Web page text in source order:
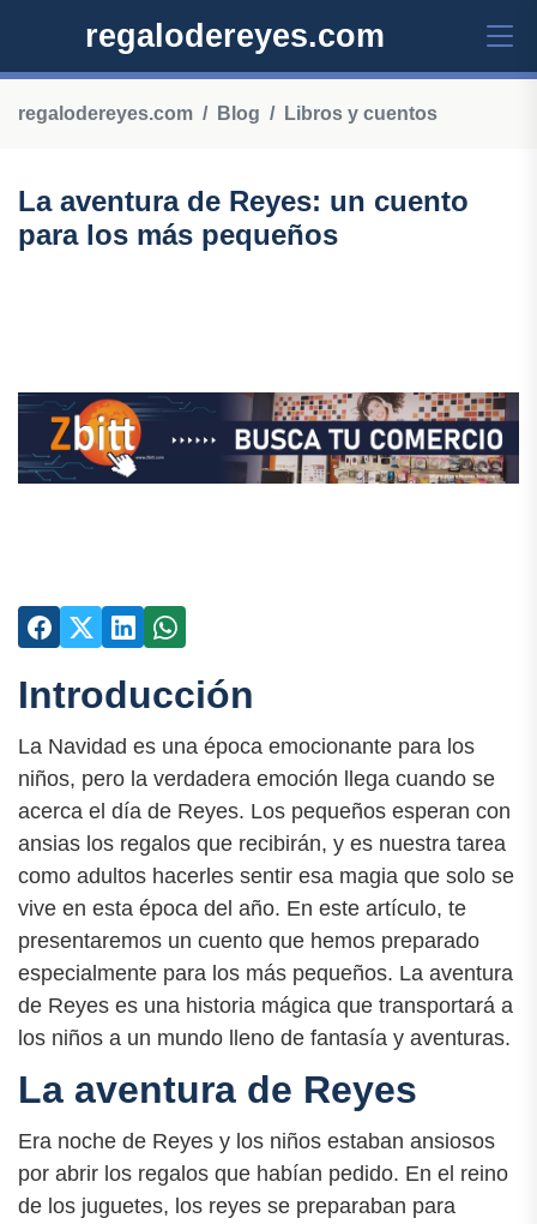
regalodereyes.com
regalodereyes.com Blog Libros y cuentos
La aventura de Reyes: un cuento
para los más pequeños
Introducción
La Navidad es una época emocionante para los
niños, pero la verdadera emoción llega cuando se
acerca el día de Reyes. Los pequeños esperan con
ansias los regalos que recibirán, y es nuestra tarea
como adultos hacerles sentir esa magia que solo se
vive en esta época del año. En este artículo, te
presentaremos un cuento que hemos preparado
especialmente para los más pequeños. La aventura
de Reyes es una historia mágica que transportará a
los niños a un mundo lleno de fantasía y aventuras.
La aventura de Reyes
Era noche de Reyes y los niños estaban ansiosos
por abrir los regalos que habían pedido. En el reino
de los juguetes, los reyes se preparaban para